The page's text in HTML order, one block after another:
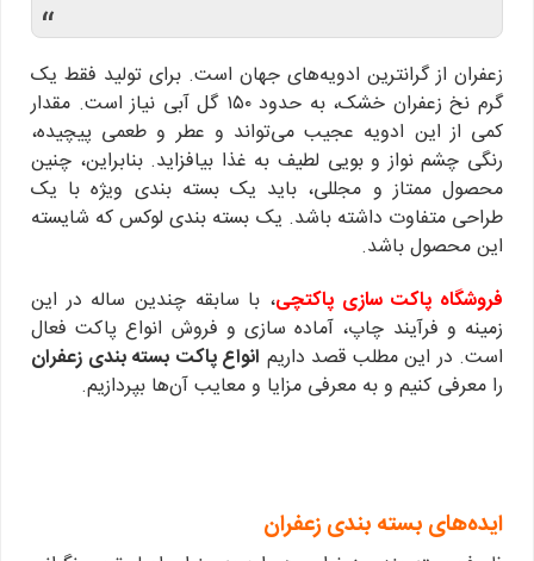
“
زعفران از گرانترین ادویه‌های جهان است. برای تولید فقط یک
گرم نخ زعفران خشک، به حدود ۱۵۰ گل آبی نیاز است. مقدار
کمی از این ادویه عجیب می‌تواند و عطر و طعمی پیچیده،
رنگی چشم نواز و بویی لطیف به غذا بیافزاید. بنابراین، چنین
محصول ممتاز و مجللی، باید یک بسته بندی ویژه با یک
طراحی متفاوت داشته باشد. یک بسته بندی لوکس که شایسته
این محصول باشد.
فروشگاه پاکت سازی پاکتچی، با سابقه چندین ساله در این
زمینه و فرآیند چاپ، آماده سازی و فروش انواع پاکت فعال
است. در این مطلب قصد داریم انواع پاکت بسته بندی زعفران
را معرفی کنیم و به معرفی مزایا و معایب آن‌ها بپردازیم.
ایده‌های بسته بندی زعفران